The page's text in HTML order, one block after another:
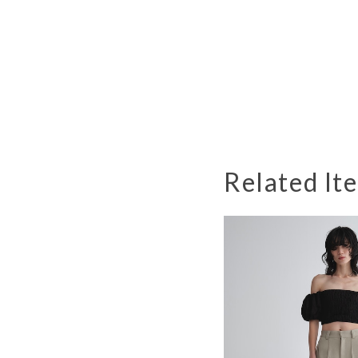
Related